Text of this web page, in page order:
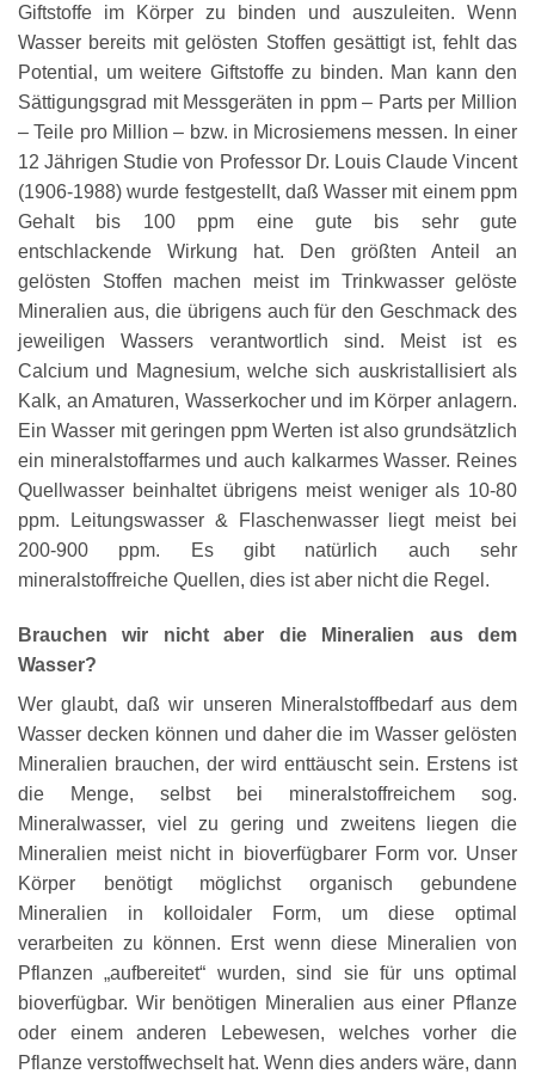
Giftstoffe im Körper zu binden und auszuleiten. Wenn
Wasser bereits mit gelösten Stoffen gesättigt ist, fehlt das
Potential, um weitere Giftstoffe zu binden. Man kann den
Sättigungsgrad mit Messgeräten in ppm – Parts per Million
– Teile pro Million – bzw. in Microsiemens messen. In einer
12 Jährigen Studie von Professor Dr. Louis Claude Vincent
(1906-1988) wurde festgestellt, daß Wasser mit einem ppm
Gehalt bis 100 ppm eine gute bis sehr gute
entschlackende Wirkung hat. Den größten Anteil an
gelösten Stoffen machen meist im Trinkwasser gelöste
Mineralien aus, die übrigens auch für den Geschmack des
jeweiligen Wassers verantwortlich sind. Meist ist es
Calcium und Magnesium, welche sich auskristallisiert als
Kalk, an Amaturen, Wasserkocher und im Körper anlagern.
Ein Wasser mit geringen ppm Werten ist also grundsätzlich
ein mineralstoffarmes und auch kalkarmes Wasser. Reines
Quellwasser beinhaltet übrigens meist weniger als 10-80
ppm. Leitungswasser & Flaschenwasser liegt meist bei
200-900 ppm. Es gibt natürlich auch sehr
mineralstoffreiche Quellen, dies ist aber nicht die Regel.
Brauchen wir nicht aber die Mineralien aus dem
Wasser?
Wer glaubt, daß wir unseren Mineralstoffbedarf aus dem
Wasser decken können und daher die im Wasser gelösten
Mineralien brauchen, der wird enttäuscht sein. Erstens ist
die Menge, selbst bei mineralstoffreichem sog.
Mineralwasser, viel zu gering und zweitens liegen die
Mineralien meist nicht in bioverfügbarer Form vor. Unser
Körper benötigt möglichst organisch gebundene
Mineralien in kolloidaler Form, um diese optimal
verarbeiten zu können. Erst wenn diese Mineralien von
Pflanzen „aufbereitet“ wurden, sind sie für uns optimal
bioverfügbar. Wir benötigen Mineralien aus einer Pflanze
oder einem anderen Lebewesen, welches vorher die
Pflanze verstoffwechselt hat. Wenn dies anders wäre, dann